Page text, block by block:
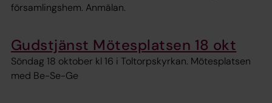
församlingshem. Anmälan.
Gudstjänst Mötesplatsen 18 okt
Söndag 18 oktober kl 16 i Toltorpskyrkan. Mötesplatsen
med Be-Se-Ge